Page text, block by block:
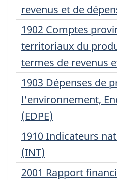
:
revenus et de
Numéro
d'enregistrement
:
1902 Comptes
territoriaux du
termes de revenus
Numéro
d'enregistrement
:
1903 Dépenses de
l'environnement,
(EDPE)
Numéro
d'enregistrement
:
1910 Indicateurs
(INT)
Numéro
2001 Rapport